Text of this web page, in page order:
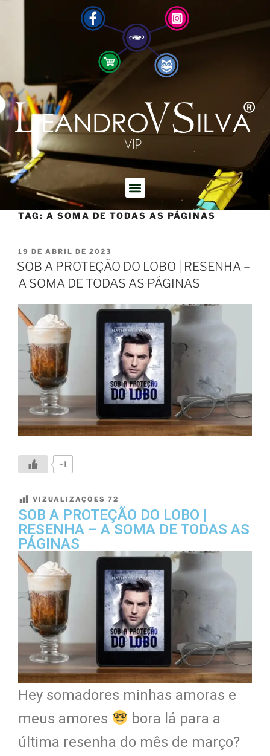
TAG: A SOMA DE TODAS AS PÁGINAS
19 DE ABRIL DE 2023
SOB A PROTEÇÃO DO LOBO | RESENHA –
A SOMA DE TODAS AS PÁGINAS
+1
VIZUALIZAÇÕES 72
SOB A PROTEÇÃO DO LOBO |
RESENHA – A SOMA DE TODAS AS
PÁGINAS
Hey somadores minhas amoras e
meus amores
bora lá para a
última resenha do mês de março?